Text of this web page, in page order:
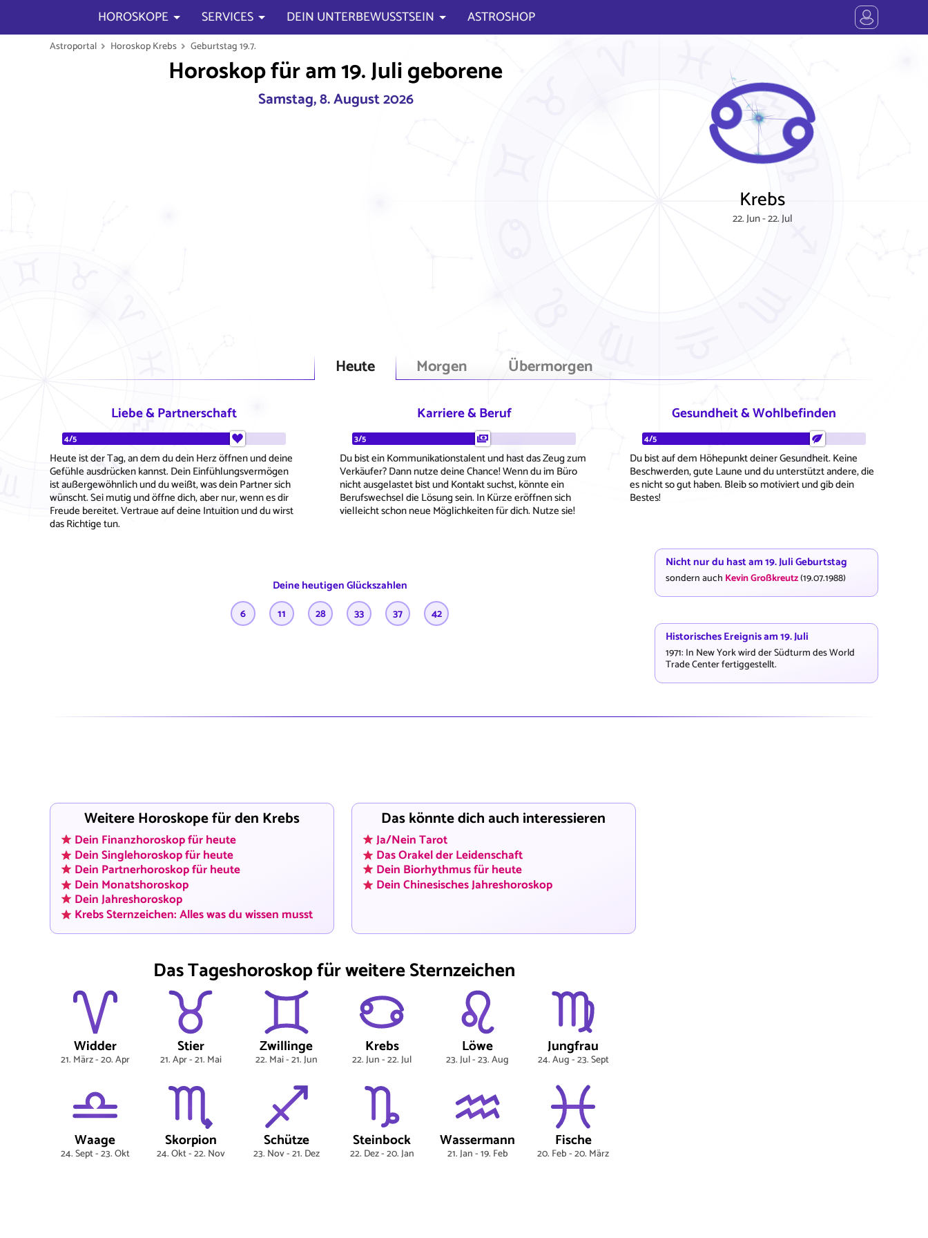
HOROSKOPE SERVICES DEIN UNTERBEWUSSTSEIN ASTROSHOP
Astroportal Horoskop Krebs Geburtstag 19.7.
Horoskop für am 19. Juli geborene
Samstag, 8. August 2026
Krebs
22. Jun - 22. Jul
Heute Morgen Übermorgen
Liebe & Partnerschaft
4/5
Heute ist der Tag, an dem du dein Herz öffnen und deine
Gefühle ausdrücken kannst. Dein Einfühlungsvermögen
ist außergewöhnlich und du weißt, was dein Partner sich
wünscht. Sei mutig und öffne dich, aber nur, wenn es dir
Freude bereitet. Vertraue auf deine Intuition und du wirst
das Richtige tun.
Karriere & Beruf
3/5
Du bist ein Kommunikationstalent und hast das Zeug zum
Verkäufer? Dann nutze deine Chance! Wenn du im Büro
nicht ausgelastet bist und Kontakt suchst, könnte ein
Berufswechsel die Lösung sein. In Kürze eröffnen sich
vielleicht schon neue Möglichkeiten für dich. Nutze sie!
Gesundheit & Wohlbefinden
4/5
Du bist auf dem Höhepunkt deiner Gesundheit. Keine
Beschwerden, gute Laune und du unterstützt andere, die
es nicht so gut haben. Bleib so motiviert und gib dein
Bestes!
Deine heutigen Glückszahlen
6
11 28 33 37 42
Nicht nur du hast am 19. Juli Geburtstag
sondern auch Kevin Großkreutz(19.07.1988)
Historisches Ereignis am 19. Juli
1971: In New York wird der Südturm des World
Trade Center fertiggestellt.
Weitere Horoskope für den Krebs
Dein Finanzhoroskop für heute
Dein Singlehoroskop für heute
Dein Partnerhoroskop für heute
Dein Monatshoroskop
Dein Jahreshoroskop
Krebs Sternzeichen: Alles was du wissen musst
Das könnte dich auch interessieren
Ja/Nein Tarot
Das Orakel der Leidenschaft
Dein Biorhythmus für heute
Dein Chinesisches Jahreshoroskop
Das Tageshoroskop für weitere Sternzeichen
Widder
21. März - 20. Apr
Stier
21. Apr - 21. Mai
Zwillinge
22. Mai - 21. Jun
Krebs
22. Jun - 22. Jul
Löwe
23. Jul - 23. Aug
Jungfrau
24. Aug - 23. Sept
Waage
24. Sept - 23. Okt
Skorpion
24. Okt - 22. Nov
Schütze
23. Nov - 21. Dez
Steinbock
22. Dez - 20. Jan
Wassermann
21. Jan - 19. Feb
Fische
20. Feb - 20. März